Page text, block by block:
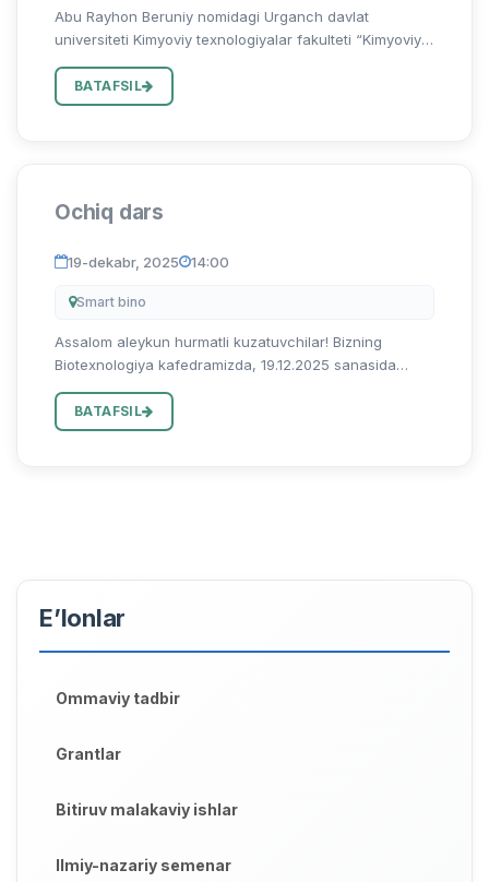
Abu Rayhon Beruniy nomidagi Urganch davlat
universiteti Kimyoviy texnologiyalar fakulteti “Kimyoviy
Maxsud Jabbiyevichning 28-mart soat 12:30 da 206-
xonada 231-XTF guruhi...
BATAFSIL
Ochiq dars
19-dekabr, 2025 14:00
Smart bino
Assalom aleykun hurmatli kuzatuvchilar! Bizning
Biotexnologiya kafedramizda, 19.12.2025 sanasida
ochiq dars mashg'uloti bo'lib o'tadi. Ochiq dars Gen va
hujayra muhandi...
BATAFSIL
E’lonlar
Ommaviy tadbir
Grantlar
Bitiruv malakaviy ishlar
Ilmiy-nazariy semenar